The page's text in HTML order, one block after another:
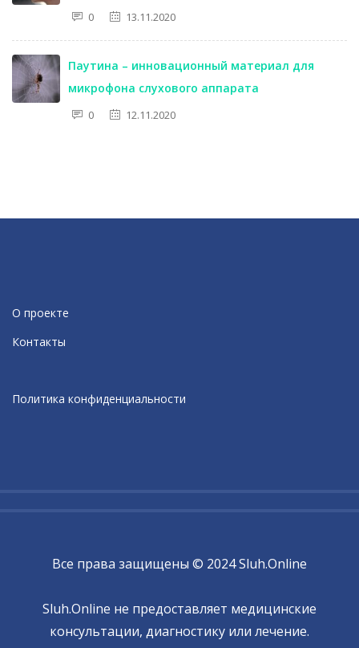
0 13.11.2020
Паутина – инновационный материал для
микрофона слухового аппарата
0 12.11.2020
О проекте
Контакты
Политика конфиденциальности
Все права защищены © 2024 Sluh.Online
Sluh.Online не предоставляет медицинские
консультации, диагностику или лечение.